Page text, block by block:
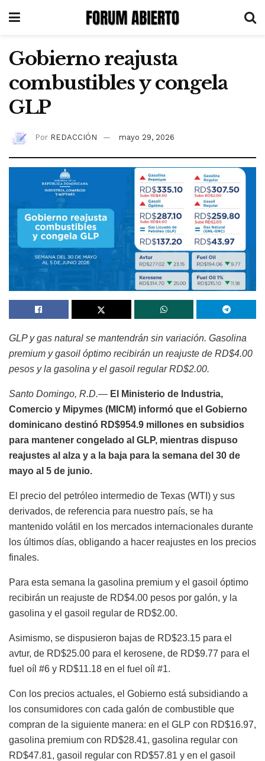
Gobierno reajusta
combustibles y congela
GLP
Por REDACCIÓN mayo 29, 2026
GLP y gas natural se mantendrán sin variación. Gasolina
premium y gasoil óptimo recibirán un reajuste de RD$4.00
pesos y la gasolina y el gasoil regular RD$2.00.
Santo Domingo, R.D.— El Ministerio de Industria,
Comercio y Mipymes (MICM) informó que el Gobierno
dominicano destinó RD$954.9 millones en subsidios
para mantener congelado al GLP, mientras dispuso
reajustes al alza y a la baja para la semana del 30 de
mayo al 5 de junio.
El precio del petróleo intermedio de Texas (WTI) y sus
derivados, de referencia para nuestro país, se ha
mantenido volátil en los mercados internacionales durante
los últimos días, obligando a hacer reajustes en los precios
finales.
Para esta semana la gasolina premium y el gasoil óptimo
recibirán un reajuste de RD$4.00 pesos por galón, y la
gasolina y el gasoil regular de RD$2.00.
Asimismo, se dispusieron bajas de RD$23.15 para el
avtur, de RD$25.00 para el kerosene, de RD$9.77 para el
fuel oíl #6 y RD$11.18 en el fuel oíl #1.
Con los precios actuales, el Gobierno está subsidiando a
los consumidores con cada galón de combustible que
compran de la siguiente manera: en el GLP con RD$16.97,
gasolina premium con RD$28.41, gasolina regular con
RD$47.81, gasoil regular con RD$57.81 y en el gasoil